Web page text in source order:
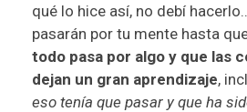
qué lo hice así, no debí
pasarán por tu mente hasta
todo pasa por algo y que las
dejan un gran aprendizaje,
eso tenía que pasar y que ha